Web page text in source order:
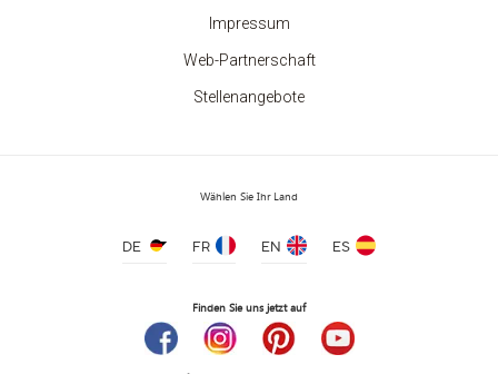
Impressum
Web-Partnerschaft
Stellenangebote
Wählen Sie Ihr Land
DE FR EN ES
Finden Sie uns jetzt auf